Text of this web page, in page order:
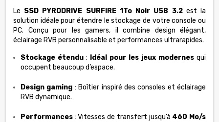
Le SSD PYRODRIVE SURFIRE 1To Noir USB 3.2est la
solution idéale pour étendre le stockage de votre console ou
PC. Conçu pour les gamers, il combine design élégant,
éclairage RVB personnalisable et performances ultrarapides.
Stockage étendu : Idéal pour les jeux modernes qui
occupent beaucoup d’espace.
Design gaming : Boîtier inspiré des consoles et éclairage
RVB dynamique.
Performances : Vitesses de transfert jusqu’à 460 Mo/s